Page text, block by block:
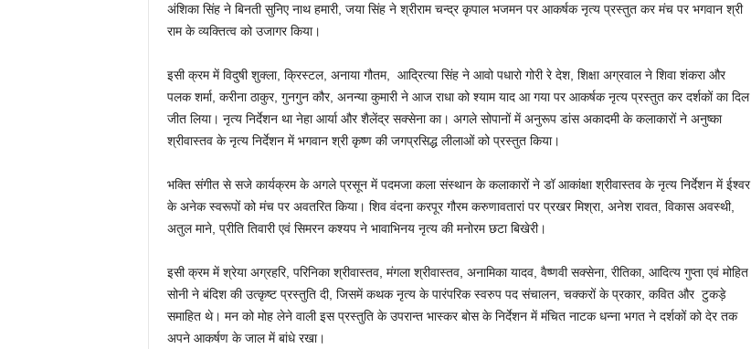
अंशिका सिंह ने बिनती सुनिए नाथ हमारी, जया सिंह ने श्रीराम चन्द्र कृपाल भजमन पर आकर्षक नृत्य प्रस्तुत कर मंच पर भगवान श्री
राम के व्यक्तित्व को उजागर किया।
इसी क्रम में विदुषी शुक्ला, क्रिस्टल, अनाया गौतम, आद्रित्या सिंह ने आवो पधारो गोरी रे देश, शिक्षा अग्रवाल ने शिवा शंकरा और
पलक शर्मा, करीना ठाकुर, गुनगुन कौर, अनन्या कुमारी ने आज राधा को श्याम याद आ गया पर आकर्षक नृत्य प्रस्तुत कर दर्शकों का दिल
जीत लिया। नृत्य निर्देशन था नेहा आर्या और शैलेंद्र सक्सेना का। अगले सोपानों में अनुरूप डांस अकादमी के कलाकारों ने अनुष्का
श्रीवास्तव के नृत्य निर्देशन में भगवान श्री कृष्ण की जगप्रसिद्ध लीलाओं को प्रस्तुत किया।
भक्ति संगीत से सजे कार्यक्रम के अगले प्रसून में पदमजा कला संस्थान के कलाकारों ने डॉ आकांक्षा श्रीवास्तव के नृत्य निर्देशन में ईश्वर
के अनेक स्वरूपों को मंच पर अवतरित किया। शिव वंदना करपूर गौरम करुणावतारां पर प्रखर मिश्रा, अनेश रावत, विकास अवस्थी,
अतुल माने, प्रीति तिवारी एवं सिमरन कश्यप ने भावाभिनय नृत्य की मनोरम छटा बिखेरी।
इसी क्रम में श्रेया अग्रहरि, परिनिका श्रीवास्तव, मंगला श्रीवास्तव, अनामिका यादव, वैष्णवी सक्सेना, रीतिका, आदित्य गुप्ता एवं मोहित
सोनी ने बंदिश की उत्कृष्ट प्रस्तुति दी, जिसमें कथक नृत्य के पारंपरिक स्वरुप पद संचालन, चक्करों के प्रकार, कवित और टुकड़े
समाहित थे। मन को मोह लेने वाली इस प्रस्तुति के उपरान्त भास्कर बोस के निर्देशन में मंचित नाटक धन्ना भगत ने दर्शकों को देर तक
अपने आकर्षण के जाल में बांधे रखा।